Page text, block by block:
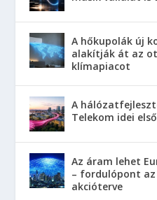
A hőkupolák új
alakítják át az
klímapiacot
A
Telekom idei
Az áram lehet
– fordulópont az
akcióterve